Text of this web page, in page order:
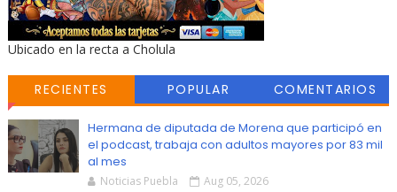
Ubicado en la recta a Cholula
RECIENTES POPULAR COMENTARIOS
Hermana de diputada de Morena que participó en
el podcast, trabaja con adultos mayores por 83 mil
al mes
Noticias Puebla Aug 05, 2026